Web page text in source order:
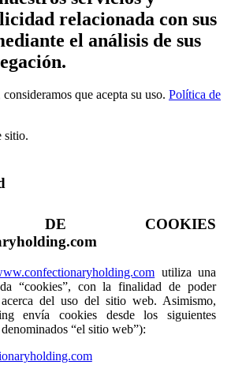
relacionada con sus
el análisis de sus
que acepta su uso. Política de
sitio.
DE COOKIES
utiliza una
“cookies”, con la finalidad de poder
del uso del sitio web. Asimismo,
envía cookies desde los siguientes
“el sitio web”):